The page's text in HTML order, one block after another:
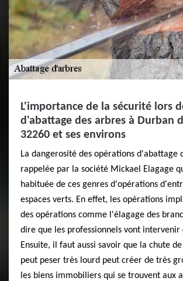
L'importance de la sécurité lors
d'abattage des arbres à Durban
32260 et ses environs
La dangerosité des opérations d'abattage
rappelée par la société Mickael Elagage
habituée de ces genres d'opérations
espaces verts. En effet, les opérations
des opérations comme l'élagage des
dire que les professionnels vont intervenir
Ensuite, il faut aussi savoir que la chute
peut peser très lourd peut créer de très
les biens immobiliers qui se trouvent aux